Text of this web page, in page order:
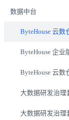
数据中台
ByteHouse 云数
ByteHouse 企业
ByteHouse 云数
大数据研发治理
大数据研发治理